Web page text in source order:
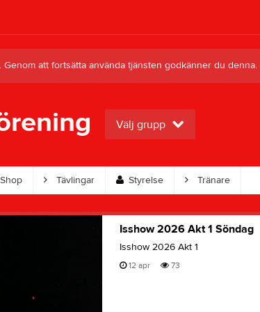
Genom att fortsätta använda tjänsten godkänner du denna.
Välj grupp
Shop Tävlingar Styrelse Tränare
Isshow 2026 Akt 1 Söndag
Isshow 2026 Akt 1
12 apr 73